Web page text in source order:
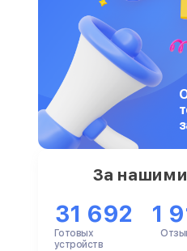
За
31 692
Готовых
устройств
1